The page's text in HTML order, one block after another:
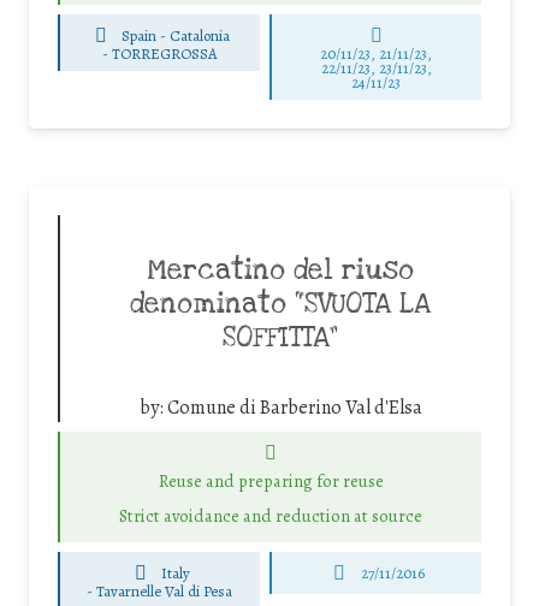
Spain - Catalonia
-TORREGROSSA 20/11/23, 21/11/23,
22/11/23, 23/11/23,
24/11/23
Mercatino del riuso
denominato “SVUOTA LA
SOFFITTA”
by:Comune di Barberino Val d'Elsa
Reuse and preparing for reuse
Strict avoidance and reduction at source
Italy
-Tavarnelle Val di Pesa
27/11/2016